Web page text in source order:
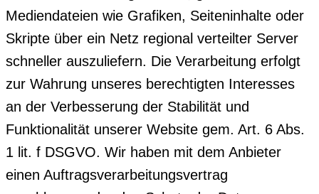
Mediendateien wie Grafiken, Seiteninhalte oder
Skripte über ein Netz regional verteilter Server
schneller auszuliefern. Die Verarbeitung erfolgt
zur Wahrung unseres berechtigten Interesses
an der Verbesserung der Stabilität und
Funktionalität unserer Website gem. Art. 6 Abs.
1 lit. f DSGVO. Wir haben mit dem Anbieter
einen Auftragsverarbeitungsvertrag